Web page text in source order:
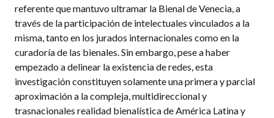
referente que mantuvo ultramar la Bienal de Venecia, a
través de la participación de intelectuales vinculados a la
misma, tanto en los jurados internacionales como en la
curadoría de las bienales. Sin embargo, pese a haber
empezado a delinear la existencia de redes, esta
investigación constituyen solamente una primera y parcial
aproximación a la compleja, multidireccional y
trasnacionales realidad bienalística de América Latina y